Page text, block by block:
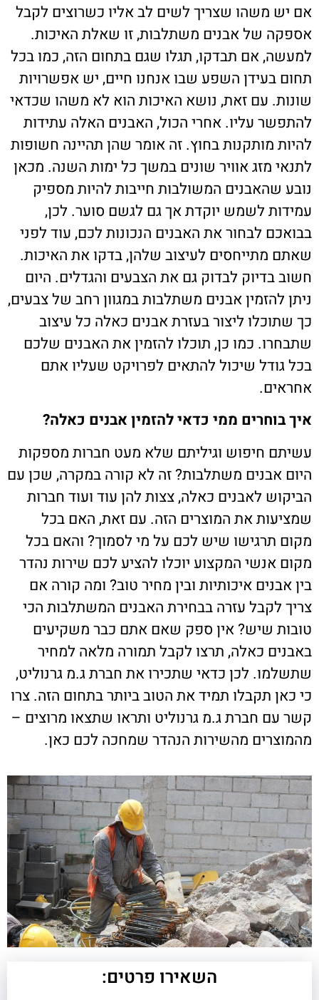
אם יש משהו שצריך לשים לב אליו כשרוצים לקבל
אספקה של אבנים משתלבות, זו שאלת האיכות.
למעשה, אם תבדקו, תגלו שגם בתחום הזה, כמו בכל
תחום בעידן השפע שבו אנחנו חיים, יש אפשרויות
שונות. עם זאת, נושא האיכות הוא לא משהו שכדאי
להתפשר עליו. אחרי הכול, האבנים האלה עתידות
להיות מותקנות בחוץ. זה אומר שהן תהיינה חשופות
לתנאי מזג אוויר שונים במשך כל ימות השנה. מכאן
נובע שהאבנים המשולבות חייבות להיות מספיק
עמידות לשמש יוקדת אך גם לגשם סוער. לכן,
בבואכם לבחור את האבנים הנכונות לכם, עוד לפני
שאתם מתייחסים לעיצוב שלהן, בדקו את האיכות.
חשוב בדיוק לבדוק גם את הצבעים והגדלים. היום
ניתן להזמין אבנים משתלבות במגוון רחב של צבעים,
כך שתוכלו ליצור בעזרת אבנים כאלה כל עיצוב
שתבחרו. כמו כן, תוכלו להזמין את האבנים שלכם
בכל גודל שיכול להתאים לפרויקט שעליו אתם
אחראים.
איך בוחרים ממי כדאי להזמין אבנים כאלה?
עשיתם חיפוש וגיליתם שלא מעט חברות מספקות
היום אבנים משתלבות? זה לא קורה במקרה, שכן עם
הביקוש לאבנים כאלה, צצות להן עוד ועוד חברות
שמציעות את המוצרים הזה. עם זאת, האם בכל
מקום תרגישו שיש לכם על מי לסמוך? והאם בכל
מקום אנשי המקצוע יוכלו להציע לכם שירות נהדר
בין אבנים איכותיות ובין מחיר טוב? ומה קורה אם
צריך לקבל עזרה בבחירת האבנים המשתלבות הכי
טובות שיש? אין ספק שאם אתם כבר משקיעים
באבנים כאלה, תרצו לקבל תמורה מלאה למחיר
שתשלמו. לכן כדאי שתכירו את חברת ג.מ גרנוליט,
כי כאן תקבלו תמיד את הטוב ביותר בתחום הזה. צרו
קשר עם חברת ג.מ גרנוליט ותראו שתצאו מרוצים –
מהמוצרים מהשירות הנהדר שמחכה לכם כאן.
השאירו פרטים: